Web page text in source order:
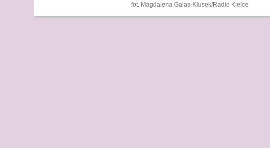
fot. Magdalena Galas-Klusek/Radio Kielce